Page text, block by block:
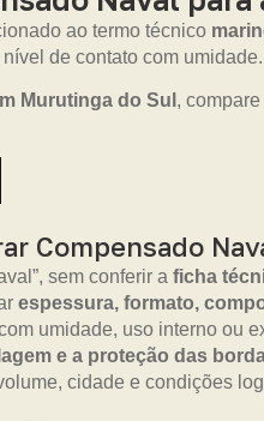
ao termo técnico
de contato com umidade.
Murutinga do Sul ,
Compensado
sem conferir a ficha
espessura, formato,
umidade, uso interno ou
e a proteção das
cidade e condições